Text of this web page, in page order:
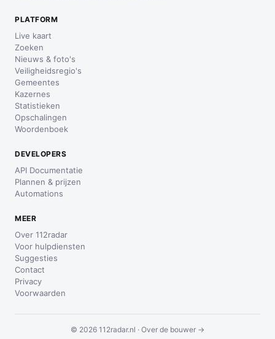
PLATFORM
Live kaart
Zoeken
Nieuws & foto's
Veiligheidsregio's
Gemeentes
Kazernes
Statistieken
Opschalingen
Woordenboek
DEVELOPERS
API Documentatie
Plannen & prijzen
Automations
MEER
Over 112radar
Voor hulpdiensten
Suggesties
Contact
Privacy
Voorwaarden
© 2026 112radar.nl · Over de bouwer →